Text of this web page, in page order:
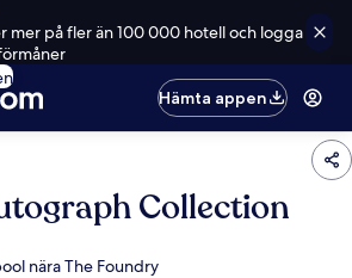
mer på fler än 100 000 hotell och logga
Hämta appen
Collection
nära The Foundry